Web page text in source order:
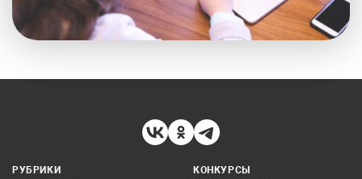
РУБРИКИ
КОНКУРСЫ